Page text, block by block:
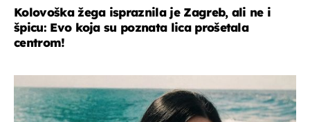
Kolovoška žega ispraznila je Zagreb, ali ne i
špicu: Evo koja su poznata lica prošetala
centrom!